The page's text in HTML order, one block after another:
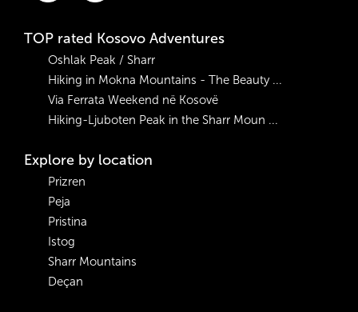
TOP rated Kosovo Adventures
Oshlak Peak / Sharr
Hiking in Mokna Mountains - The Beauty ...
Via Ferrata Weekend në Kosovë
Hiking-Ljuboten Peak in the Sharr Moun ...
Explore by location
Prizren
Peja
Pristina
Istog
Sharr Mountains
Deçan